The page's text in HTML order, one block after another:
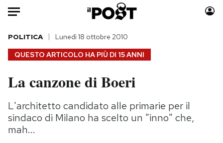
Auto
HOME
Italia
Politica
Moda
Consumismi
QUESTO ARTICOLO HA PIÙ DI 15 ANNI
POLITICA Lunedì 18 ottobre 2010
La canzone di Boeri
L'architetto candidato alle primarie per il
sindaco di Milano ha scelto un "inno" che,
mah...